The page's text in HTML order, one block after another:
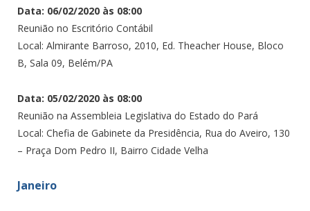
Data: 06/02/2020 às 08:00
Reunião no Escritório Contábil
Local: Almirante Barroso, 2010, Ed. Theacher House, Bloco
B, Sala 09, Belém/PA
Data: 05/02/2020 às 08:00
Reunião na Assembleia Legislativa do Estado do Pará
Local: Chefia de Gabinete da Presidência, Rua do Aveiro, 130
– Praça Dom Pedro II, Bairro Cidade Velha
Janeiro